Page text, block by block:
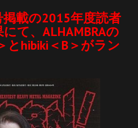
掲載の2015年度読者
て、ALHAMBRAの
とhibiki＜B＞がラン